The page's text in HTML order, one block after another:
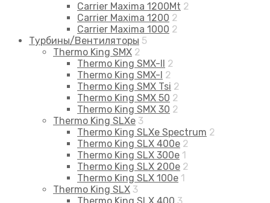
Carrier Maxima 1200Mt 2
Carrier Maxima 1200 2
Carrier Maxima 1000 2
Турбины/Вентиляторы 5
Thermo King SMX 2
Thermo King SMX-II 2
Thermo King SMX-I 2
Thermo King SMX Tsi 2
Thermo King SMX 50 2
Thermo King SMX 30 2
Thermo King SLXe 3
Thermo King SLXe Spectrum 2
Thermo King SLX 400e 2
Thermo King SLX 300e 1
Thermo King SLX 200e 2
Thermo King SLX 100e 1
Thermo King SLX 3